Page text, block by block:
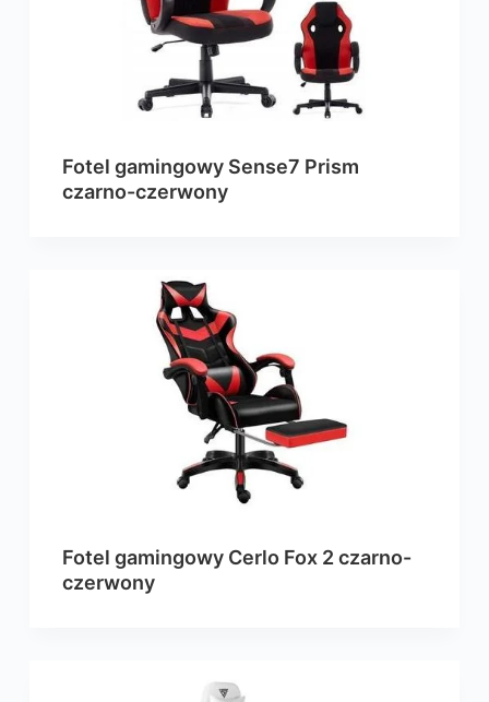
Fotel gamingowy Sense7 Prism
czarno-czerwony
Fotel gamingowy Cerlo Fox 2 czarno-
czerwony